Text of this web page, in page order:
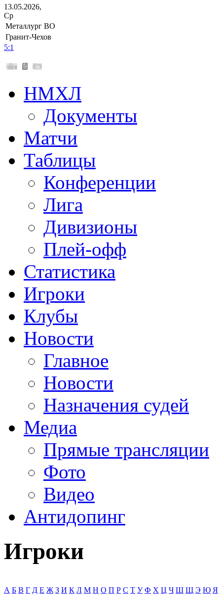
13.05.2026,
Ср
Металлург ВО
Гранит-Чехов
5:1
НМХЛ
Документы
Матчи
Таблицы
Конференции
Лига
Дивизионы
Плей-офф
Статистика
Игроки
Клубы
Новости
Главное
Новости
Назначения судей
Медиа
Прямые трансляции
Фото
Видео
Антидопинг
Игроки
А Б В Г Д Е Ж З И К Л М Н О П Р С Т У Ф Х Ц Ч Ш Щ Э Ю Я